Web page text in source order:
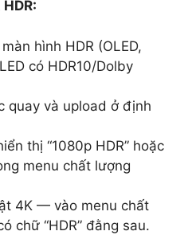
hình HDR (OLED,
có HDR10/Dolby
quay và upload ở định
thị “1080p HDR” hoặc
menu chất lượng
4K — vào menu chất
chữ “HDR” đằng sau.